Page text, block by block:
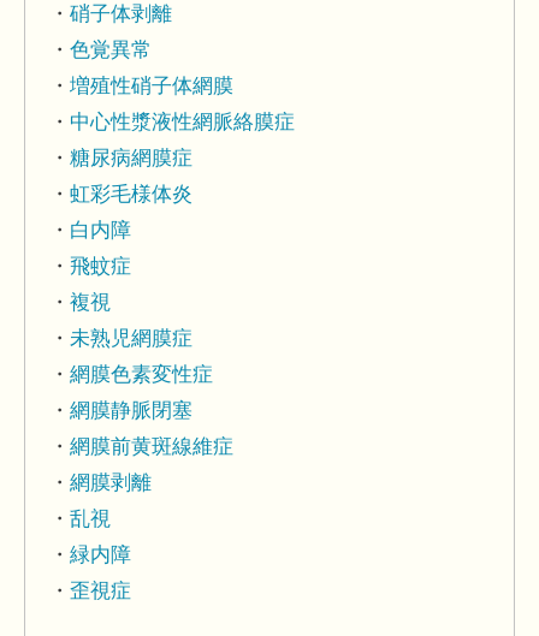
硝子体剥離
色覚異常
増殖性硝子体網膜
中心性漿液性網脈絡膜症
糖尿病網膜症
虹彩毛様体炎
白内障
飛蚊症
複視
未熟児網膜症
網膜色素変性症
網膜静脈閉塞
網膜前黄斑線維症
網膜剥離
乱視
緑内障
歪視症